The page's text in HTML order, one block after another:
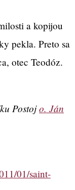
a kopijou
pekla. Preto sa
otec Teodóz.
Postojo. Ján
01/saint-